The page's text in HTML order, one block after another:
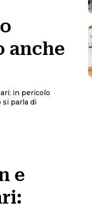
anche
in pericolo
e